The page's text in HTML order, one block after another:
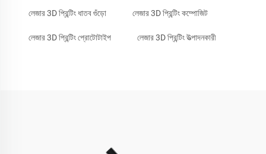
লেজার 3D প্রিন্টিং ধাতব গুঁড়ো লেজার 3D প্রিন্টিং কম্পোজিট
লেজার 3D প্রিন্টিং প্রোটোটাইপ লেজার 3D প্রিন্টিং উত্পাদনকারী